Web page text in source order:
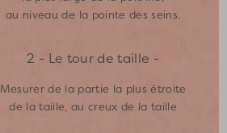
au niveau de la pointe des seins.
2 - Le tour de taille -
Mesurer de la partie la plus étroite
de la taille, au creux de la taille